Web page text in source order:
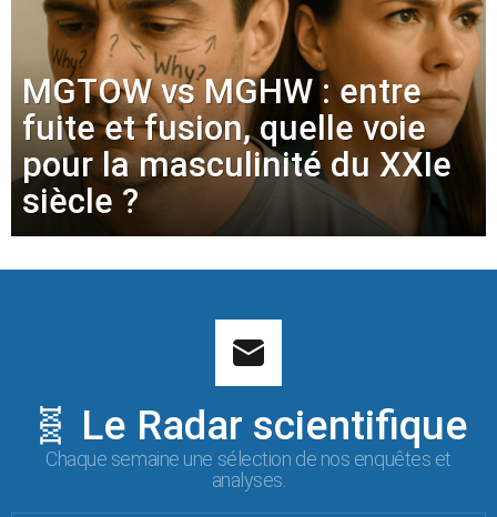
MGTOW vs MGHW : entre
fuite et fusion, quelle voie
pour la masculinité du XXIe
siècle ?
🧬 Le Radar scientifique
Chaque semaine une sélection de nos enquêtes et
analyses.